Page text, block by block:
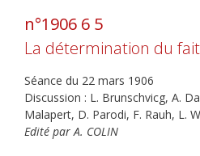
n°1906 6 5
La détermination du
Séance du 22 mars 1906
Discussion : L. Brunschvicg, A.
Malapert, D. Parodi, F. Rauh, L.
Edité par A. COLIN